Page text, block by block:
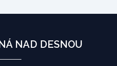
NAD DESNOU